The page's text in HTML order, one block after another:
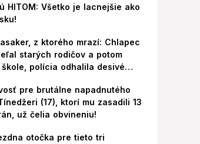
HITOM: Všetko je lacnejšie ako
z ktorého mrazí: Chlapec
starých rodičov a potom
polícia odhalila desivé
pre brutálne napadnutého
(17), ktorí mu zasadili 13
už čelia obvineniu!
otočka pre tieto tri